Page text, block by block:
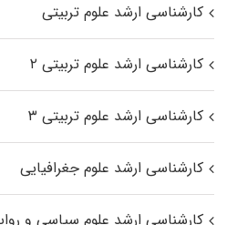
کارشناسی ارشد علوم تربیتی
کارشناسی ارشد علوم تربیتی ۲
کارشناسی ارشد علوم تربیتی ۳
کارشناسی ارشد علوم جغرافیایی
کارشناسی ارشد علوم سیاسی و